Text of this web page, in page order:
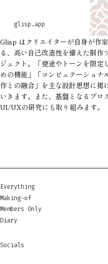
glisp.app
Glisp はクリエイターが自身が作
る、高い自己改造性を備えた制作
ジェクト。「使途やトーンを限定
めの機能」「コンピュテーショ
作との融合」を主な設計思想に掲
いきます。また、基盤となるプロ
UI/UXの研究にも取り組みます。
Everything
Making-of
Members Only
Diary
Socials